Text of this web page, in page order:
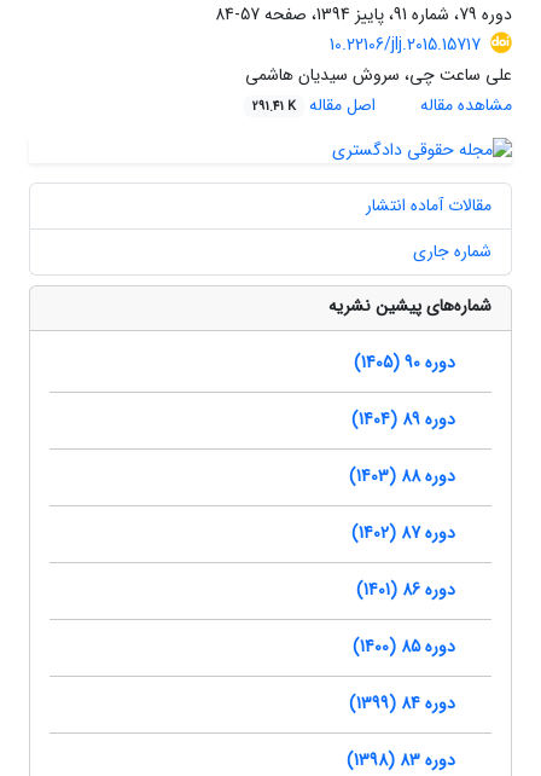
دوره 79، شماره 91، پاییز 1394، صفحه
57-84
10.22106/jlj.2015.15717
علی ساعت چی، سروش سیدیان هاشمی
مشاهده مقاله
اصل مقاله 291.41 K
مقالات آماده انتشار
شماره جاری
شماره‌های پیشین نشریه
دوره 90 (1405)
دوره 89 (1404)
دوره 88 (1403)
دوره 87 (1402)
دوره 86 (1401)
دوره 85 (1400)
دوره 84 (1399)
دوره 83 (1398)